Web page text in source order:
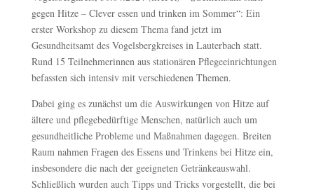
gegen Hitze – Clever essen und trinken im Sommer“: Ein
erster Workshop zu diesem Thema fand jetzt im
Gesundheitsamt des Vogelsbergkreises in Lauterbach statt.
Rund 15 Teilnehmerinnen aus stationären Pflegeeinrichtungen
befassten sich intensiv mit verschiedenen Themen.
Dabei ging es zunächst um die Auswirkungen von Hitze auf
ältere und pflegebedürftige Menschen, natürlich auch um
gesundheitliche Probleme und Maßnahmen dagegen. Breiten
Raum nahmen Fragen des Essens und Trinkens bei Hitze ein,
insbesondere die nach der geeigneten Getränkeauswahl.
Schließlich wurden auch Tipps und Tricks vorgestellt, die bei